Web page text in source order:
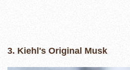
3. Kiehl's Original Musk